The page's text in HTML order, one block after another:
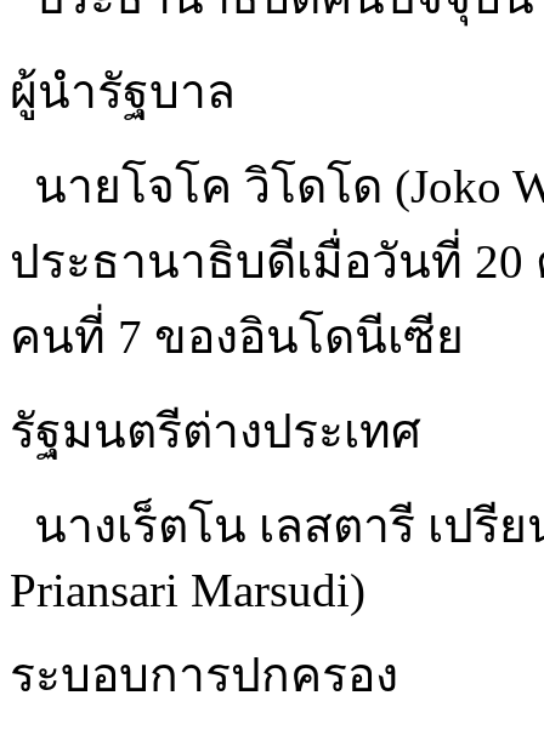
ผู้นำรัฐบาล
นายโจโค วิโดโด (Joko
ประธานาธิบดีเมื่อวันที่
คนที่ 7 ของอินโดนีเซีย
รัฐมนตรีต่างประเทศ
นางเร็ตโน เลสตารี เปรี
Priansari Marsudi)
ระบอบการปกครอง